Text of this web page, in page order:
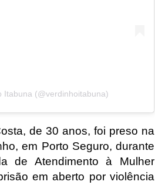
Itabuna (@verdinhoitabuna)
de 30 anos, foi preso na
em Porto Seguro, durante
de Atendimento à Mulher
em aberto por violência